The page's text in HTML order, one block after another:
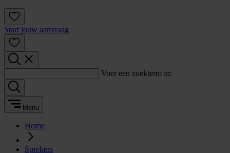
Start jouw aanvraag
Voer een zoekterm in:
Menu
Home
Sprekers